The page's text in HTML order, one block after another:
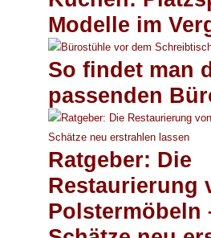
Modelle im
So findet man
passenden
Ratgeber: Die
Restaurierung
Polstermöbeln